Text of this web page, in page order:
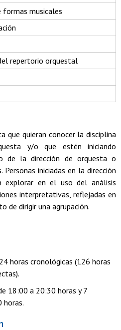
formas musicales
repertorio orquestal
que quieran conocer la disciplina
y/o que estén iniciando
de la dirección de orquesta o
iniciadas en la dirección
explorar en el uso del análisis
interpretativas, reflejadas en
de dirigir una agrupación.
horas cronológicas (126 horas
18:00 a 20:30 horas y 7
horas.